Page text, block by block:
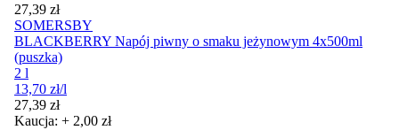
Cena
27,39 zł
SOMERSBY
BLACKBERRY Napój piwny o smaku jeżynowym 4x500ml
(puszka)
2 l
13,70 zł/l
Cena
27,39 zł
Kaucja: + 2,00 zł